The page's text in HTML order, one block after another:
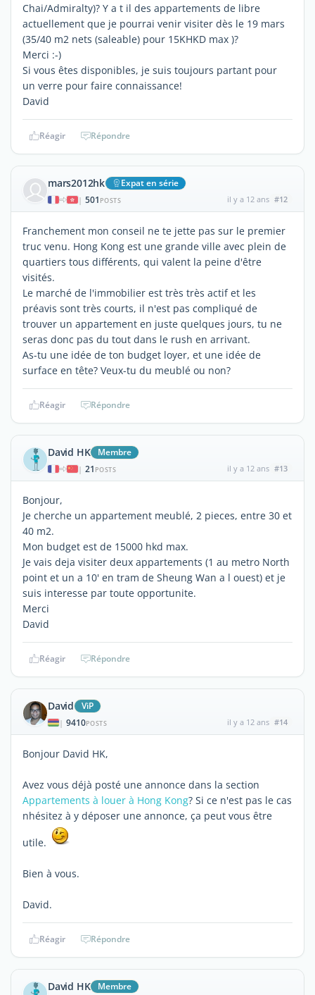
Chai/Admiralty)? Y a t il des appartements de libre
actuellement que je pourrai venir visiter dès le 19 mars
(35/40 m2 nets (saleable) pour 15KHKD max )?
Merci :-)
Si vous êtes disponibles, je suis toujours partant pour
un verre pour faire connaissance!
David
Réagir Répondre
mars2012hk Expat en série
| 501 POSTS il y a 12 ans #12
Franchement mon conseil ne te jette pas sur le premier
truc venu. Hong Kong est une grande ville avec plein de
quartiers tous différents, qui valent la peine d'être
visités.
Le marché de l'immobilier est très très actif et les
préavis sont très courts, il n'est pas compliqué de
trouver un appartement en juste quelques jours, tu ne
seras donc pas du tout dans le rush en arrivant.
As-tu une idée de ton budget loyer, et une idée de
surface en tête? Veux-tu du meublé ou non?
Réagir Répondre
David HK Membre
| 21 POSTS il y a 12 ans #13
Bonjour,
Je cherche un appartement meublé, 2 pieces, entre 30 et
40 m2.
Mon budget est de 15000 hkd max.
Je vais deja visiter deux appartements (1 au metro North
point et un a 10' en tram de Sheung Wan a l ouest) et je
suis interesse par toute opportunite.
Merci
David
Réagir Répondre
David ViP
| 9410POSTS il y a 12 ans #14
Bonjour David HK,
Avez vous déjà posté une annonce dans la section
Appartements à louer à Hong Kong? Si ce n'est pas le cas
nhésitez à y déposer une annonce, ça peut vous être
utile.
Bien à vous.
David.
Réagir Répondre
David HK Membre